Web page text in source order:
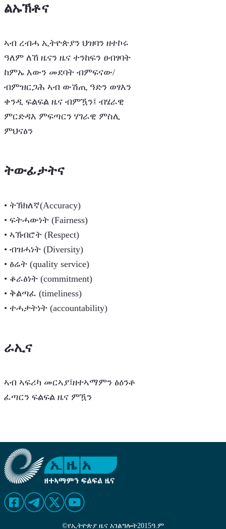
ልኡኽቶና
ኣብ ረብሓ ኢትዮጵያን ህዝባን ዘተኮሩ
ዓለም ለኸ ዜናን ዜና ተንከፍን ፀብፃባት
ከምኡ እውን መደባት ብምፍናው/
ብምዝርጋሕ ኣብ ውሽጢ ዓድን ወፃእን
ቀንዲ ፍልፍል ዜና ብምዃን፤ ብሄራዊ
ምርድዳእ ምፍጣርን ሃገራዊ ምስሊ
ምህናፅን
ትውፊታትና
• ትኽክለኛ(Accuracy)
• ፍትሓውነት (Fairness)
• ኣኽብሮት (Respect)
• ብዝሓነት (Diversity)
• ፅሬት (quality service)
• ቆራፅነት (commitment)
• ቅልጣፈ (timeliness)
• ተሓታትነት (accountability)
ራኢና
ኣብ ኣፍሪካ መርኣያ፤ዘተኣማምን ፅዕንቶ
ፈጣርን ፍልፍል ዜና ምዃን
©የኢትዮጵያ ዜና አገልግሎት2015ዓ.ም